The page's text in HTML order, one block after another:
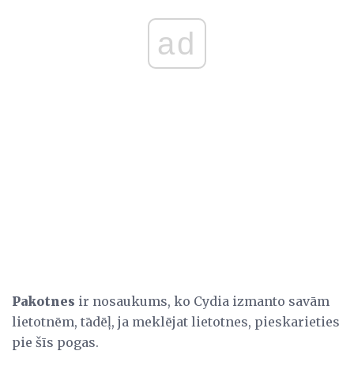
ad
Pakotnes ir nosaukums, ko Cydia izmanto savām
lietotnēm, tādēļ, ja meklējat lietotnes, pieskarieties
pie šīs pogas.